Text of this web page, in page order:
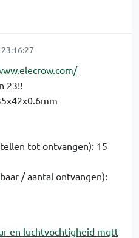
23!!
tot ontvangen): 15
/ aantal ontvangen):
en luchtvochtigheid mqtt